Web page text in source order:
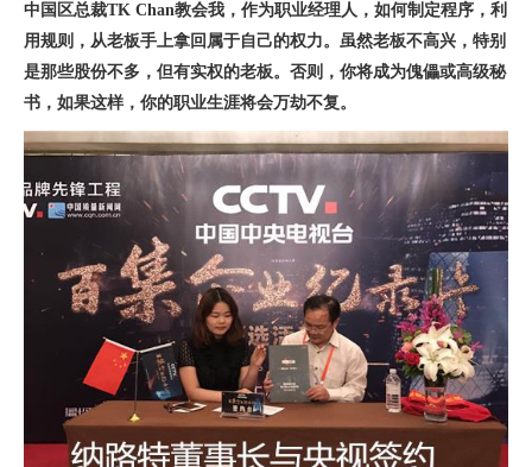
中国区总裁TK Chan教会我，作为职业经理人，如何制定程序，利
用规则，从老板手上拿回属于自己的权力。虽然老板不高兴，特别
是那些股份不多，但有实权的老板。否则，你将成为傀儡或高级秘
书，如果这样，你的职业生涯将会万劫不复。